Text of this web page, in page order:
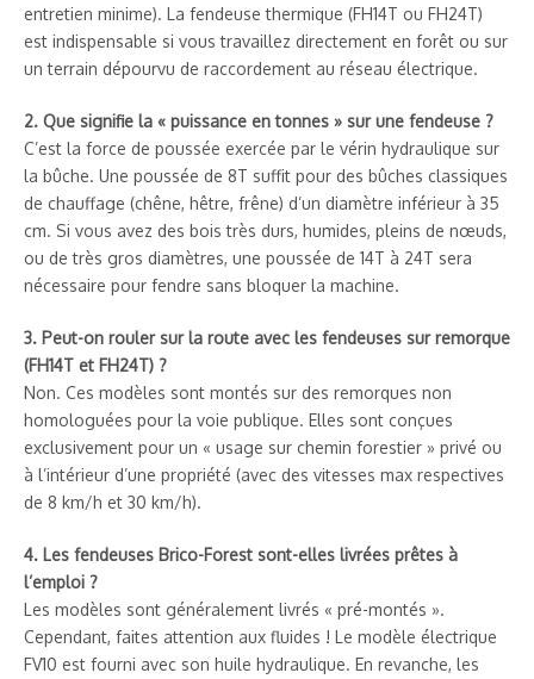
entretien minime). La fendeuse thermique (FH14T ou FH24T)
est indispensable si vous travaillez directement en forêt ou sur
un terrain dépourvu de raccordement au réseau électrique.
2. Que signifie la « puissance en tonnes » sur une fendeuse ?
C’est la force de poussée exercée par le vérin hydraulique sur
la bûche. Une poussée de 8T suffit pour des bûches classiques
de chauffage (chêne, hêtre, frêne) d’un diamètre inférieur à 35
cm. Si vous avez des bois très durs, humides, pleins de nœuds,
ou de très gros diamètres, une poussée de 14T à 24T sera
nécessaire pour fendre sans bloquer la machine.
3. Peut-on rouler sur la route avec les fendeuses sur remorque
(FH14T et FH24T) ?
Non. Ces modèles sont montés sur des remorques non
homologuées pour la voie publique. Elles sont conçues
exclusivement pour un « usage sur chemin forestier » privé ou
à l’intérieur d’une propriété (avec des vitesses max respectives
de 8 km/h et 30 km/h).
4. Les fendeuses Brico-Forest sont-elles livrées prêtes à
l’emploi ?
Les modèles sont généralement livrés « pré-montés ».
Cependant, faites attention aux fluides ! Le modèle électrique
FV10 est fourni avec son huile hydraulique. En revanche, les